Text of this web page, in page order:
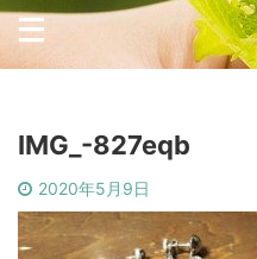
IMG_-827eqb
2020年5月9日